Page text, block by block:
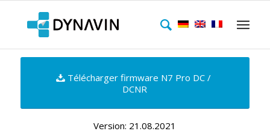
Télécharger firmware N7 Pro DC /
DCNR
Version: 21.08.2021